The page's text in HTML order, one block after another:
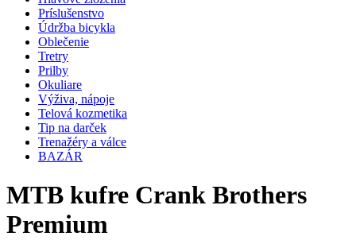
Príslušenstvo
Údržba bicykla
Oblečenie
Tretry
Prilby
Okuliare
Výživa, nápoje
Telová kozmetika
Tip na darček
Trenažéry a válce
BAZÁR
MTB kufre Crank Brothers
Premium